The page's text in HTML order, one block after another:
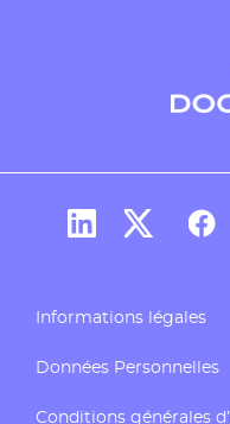
Compte Linkedin
Compte X
Informations légales
Données Personnelles
Conditions générales